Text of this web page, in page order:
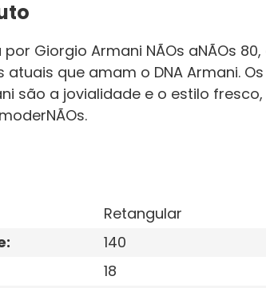
Giorgio Armani NÃOs aNÃOs
que amam o DNA Armani.
são a jovialidade e o estilo
Retangular
:
140
18